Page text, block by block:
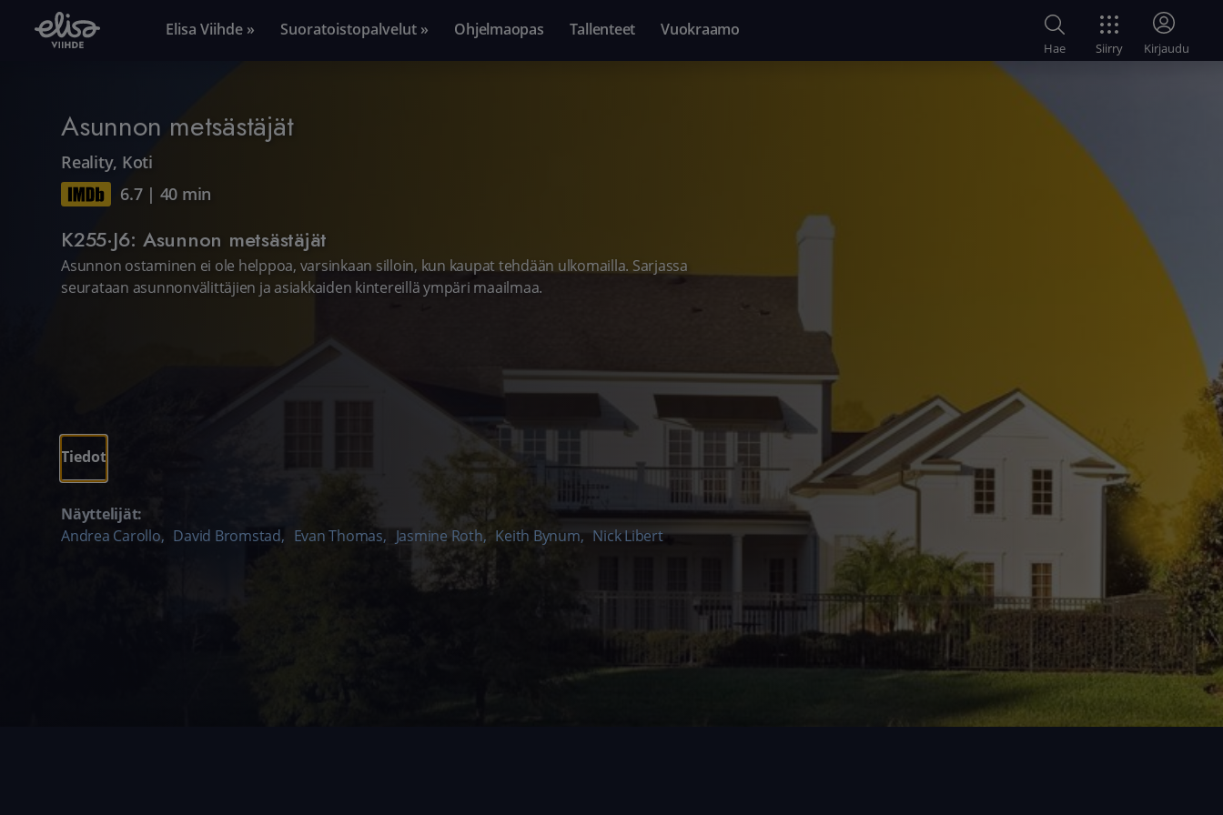
Elisa Viihde » Suoratoistopalvelut » Ohjelmaopas Tallenteet Vuokraamo
Hae Siirry Kirjaudu
Asunnon metsästäjät
Reality, Koti
6.7| 40 min
K255·J6: Asunnon metsästäjät
Asunnon ostaminen ei ole helppoa, varsinkaan silloin, kun kaupat tehdään ulkomailla. Sarjassa
seurataan asunnonvälittäjien ja asiakkaiden kintereillä ympäri maailmaa.
Tiedot
Näyttelijät:
Andrea Carollo, David Bromstad, Evan Thomas, Jasmine Roth, Keith Bynum, Nick Libert